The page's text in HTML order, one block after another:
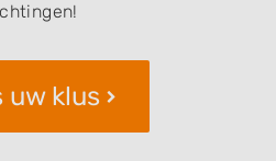
uw klus